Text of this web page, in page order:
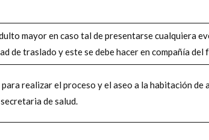
mayor en caso tal de presentarse cualquiera
de traslado y este se debe hacer en compañía del
realizar el proceso y el aseo a la habitación
de salud.